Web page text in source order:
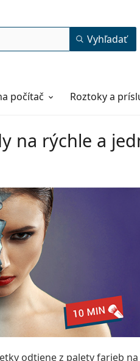
Vyhľadať
počítač Roztoky a
na rýchle a
odtiene z palety farieb